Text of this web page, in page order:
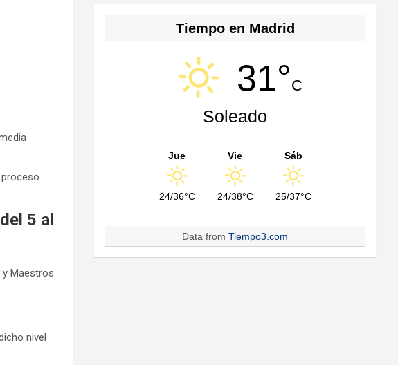
5 al
y Maestros
nivel
Tiempo en Madrid
31°C
Soleado
Jue
24/36°C
Vie
24/38°C
Sáb
25/37°C
Data fromTiempo3.com